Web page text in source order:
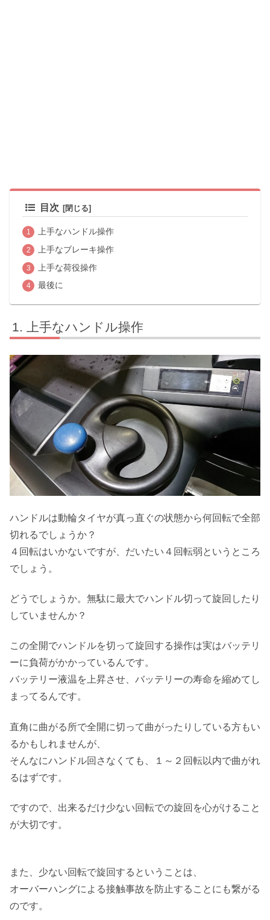
目次
上手なハンドル操作
上手なブレーキ操作
上手な荷役操作
最後に
上手なハンドル操作
ハンドルは動輪タイヤが真っ直ぐの状態から何回転で全部
切れるでしょうか？
４回転はいかないですが、だいたい４回転弱というところ
でしょう。
どうでしょうか。無駄に最大でハンドル切って旋回したり
していませんか？
この全開でハンドルを切って旋回する操作は実はバッテリ
ーに負荷がかかっているんです。
バッテリー液温を上昇させ、バッテリーの寿命を縮めてし
まってるんです。
直角に曲がる所で全開に切って曲がったりしている方もい
るかもしれませんが、
そんなにハンドル回さなくても、１～２回転以内で曲がれ
るはずです。
ですので、出来るだけ少ない回転での旋回を心がけること
が大切です。
また、少ない回転で旋回するということは、
オーバーハングによる接触事故を防止することにも繋がる
のです。